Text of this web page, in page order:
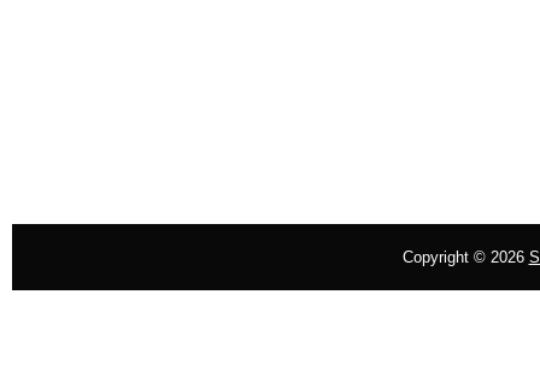
Copyright © 2026